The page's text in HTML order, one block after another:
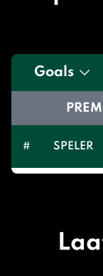
Goals
# SPELER